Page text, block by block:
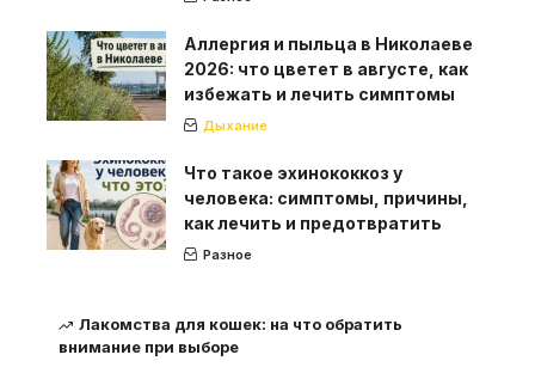
Аллергия и пыльца в Николаеве
2026: что цветет в августе, как
избежать и лечить симптомы
Дыхание
Что такое эхинококкоз у
человека: симптомы, причины,
как лечить и предотвратить
Разное
Лакомства для кошек: на что обратить
внимание при выборе